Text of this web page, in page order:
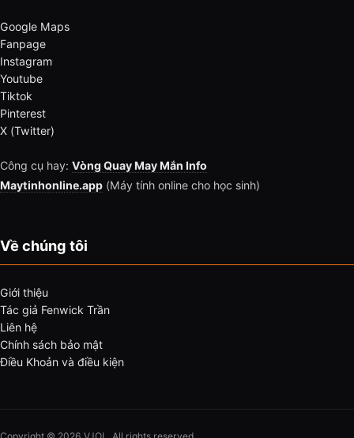
Google Maps
Fanpage
Instagram
Youtube
Tiktok
Pinterest
X (Twitter)
Công cụ hay: Vòng Quay May Mắn Info
Maytinhonline.app (Máy tính online cho học sinh)
Về chúng tôi
Giới thiệu
Tác giả Fenwick Trần
Liên hệ
Chính sách bảo mật
Điều Khoản và điều kiện